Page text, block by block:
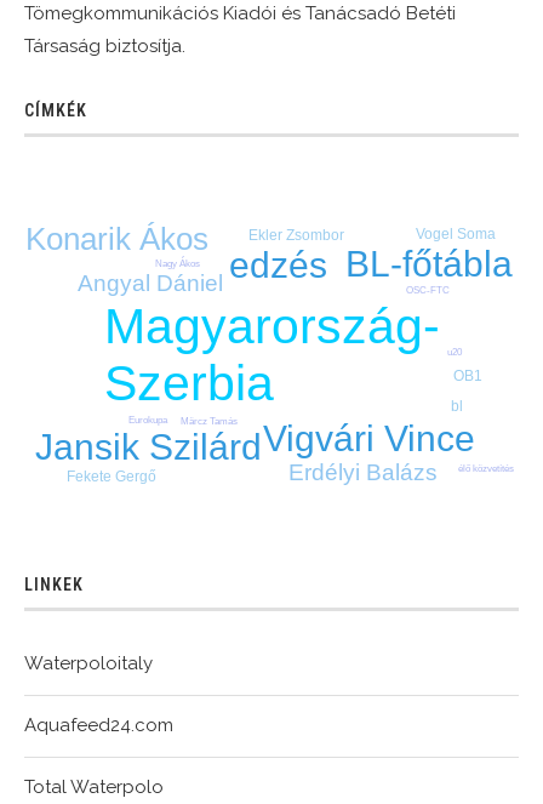
Tömegkommunikációs Kiadói és Tanácsadó Betéti
Társaság biztosítja.
CÍMKÉK
Magyarország-
Szerbia
BL-főtábla
edzés
Jansik SzilárdVigvári Vince
Konarik Ákos
Angyal Dániel
Erdélyi Balázs
bl
Ekler Zsombor
Fekete Gergő
OB1
Vogel Soma
Eurokupa Märcz Tamás
Nagy Ákos
OSC-FTC
u20
élő közvetítés
LINKEK
Waterpoloitaly
Aquafeed24.com
Total Waterpolo